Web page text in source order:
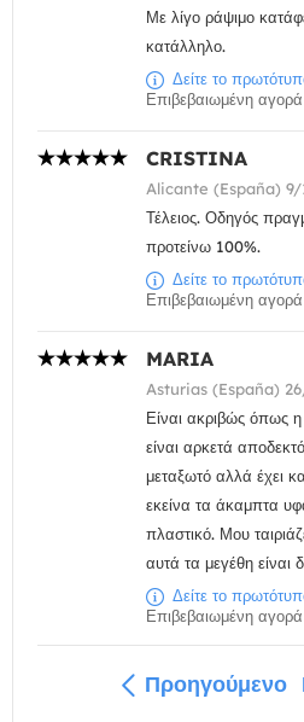
Με λίγο ράψιμο
κατάλληλο.
Δείτε το
Επιβεβαιωμένη αγορά
CRISTINA
Alicante (España)
Τέλειος. Οδηγός
προτείνω 100%.
Δείτε το
Επιβεβαιωμένη αγορά
MARIA
Asturias (España)
Είναι ακριβώς όπως
είναι αρκετά
μεταξωτό αλλά έχει
εκείνα τα άκαμπτα
πλαστικό. Μου
αυτά τα μεγέθη είναι
Δείτε το
Επιβεβαιωμένη αγορά
Προηγούμενο